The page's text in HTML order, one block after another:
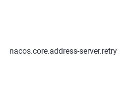
nacos.core.address-server.retry